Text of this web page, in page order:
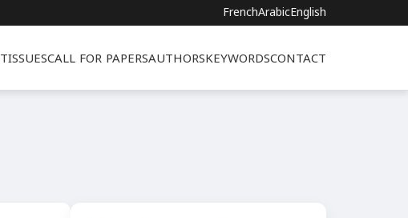
FrenchArabicEnglish
ISSUESCALL FOR PAPERSAUTHORSKEYWORDSCONTACT